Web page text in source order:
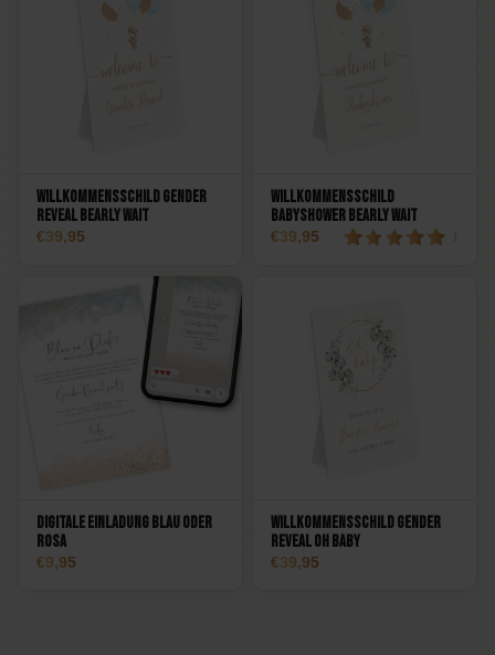
Willkommensschild Gender
Reveal Bearly Wait
39,95
Willkommensschild
BabyShower Bearly Wait
39,95
Digitale Einladung Blau oder
Rosa
9,95
Willkommensschild Gender
Reveal Oh Baby
39,95